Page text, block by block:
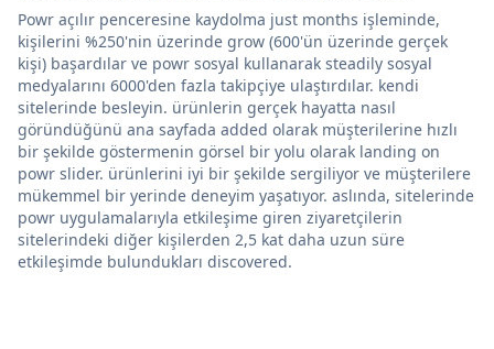
Powr açılır penceresine kaydolma just months işleminde,
kişilerini %250'nin üzerinde grow (600'ün üzerinde gerçek
kişi) başardılar ve powr sosyal kullanarak steadily sosyal
medyalarını 6000'den fazla takipçiye ulaştırdılar. kendi
sitelerinde besleyin. ürünlerin gerçek hayatta nasıl
göründüğünü ana sayfada added olarak müşterilerine hızlı
bir şekilde göstermenin görsel bir yolu olarak landing on
powr slider. ürünlerini iyi bir şekilde sergiliyor ve müşterilere
mükemmel bir yerinde deneyim yaşatıyor. aslında, sitelerinde
powr uygulamalarıyla etkileşime giren ziyaretçilerin
sitelerindeki diğer kişilerden 2,5 kat daha uzun süre
etkileşimde bulundukları discovered.